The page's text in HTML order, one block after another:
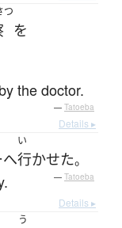
つ
を
the doctor.
— Tatoeba
Details ▸
へ
い
行かせた。
— Tatoeba
Details ▸
う